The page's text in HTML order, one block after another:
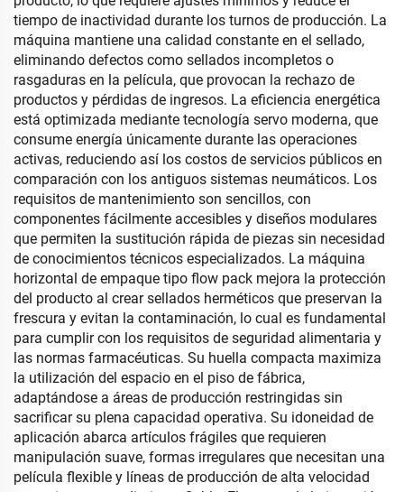
tiempo de inactividad durante los turnos de producción. La
máquina mantiene una calidad constante en el sellado,
eliminando defectos como sellados incompletos o
rasgaduras en la película, que provocan la rechazo de
productos y pérdidas de ingresos. La eficiencia energética
está optimizada mediante tecnología servo moderna, que
consume energía únicamente durante las operaciones
activas, reduciendo así los costos de servicios públicos en
comparación con los antiguos sistemas neumáticos. Los
requisitos de mantenimiento son sencillos, con
componentes fácilmente accesibles y diseños modulares
que permiten la sustitución rápida de piezas sin necesidad
de conocimientos técnicos especializados. La máquina
horizontal de empaque tipo flow pack mejora la protección
del producto al crear sellados herméticos que preservan la
frescura y evitan la contaminación, lo cual es fundamental
para cumplir con los requisitos de seguridad alimentaria y
las normas farmacéuticas. Su huella compacta maximiza
la utilización del espacio en el piso de fábrica,
adaptándose a áreas de producción restringidas sin
sacrificar su plena capacidad operativa. Su idoneidad de
aplicación abarca artículos frágiles que requieren
manipulación suave, formas irregulares que necesitan una
película flexible y líneas de producción de alta velocidad